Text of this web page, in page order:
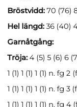
Bröstvidd:70 (76)
Hel längd:36 (40)
Garnåtgång:
Tröja:4 (5) 5 (6) 6
1 (1) 1 (1) 1 (1) n. fg
1 (1) 1 (1) 1 (1) n. fg 3
1 (1) 1 (1) 1 (1) n. fg 4